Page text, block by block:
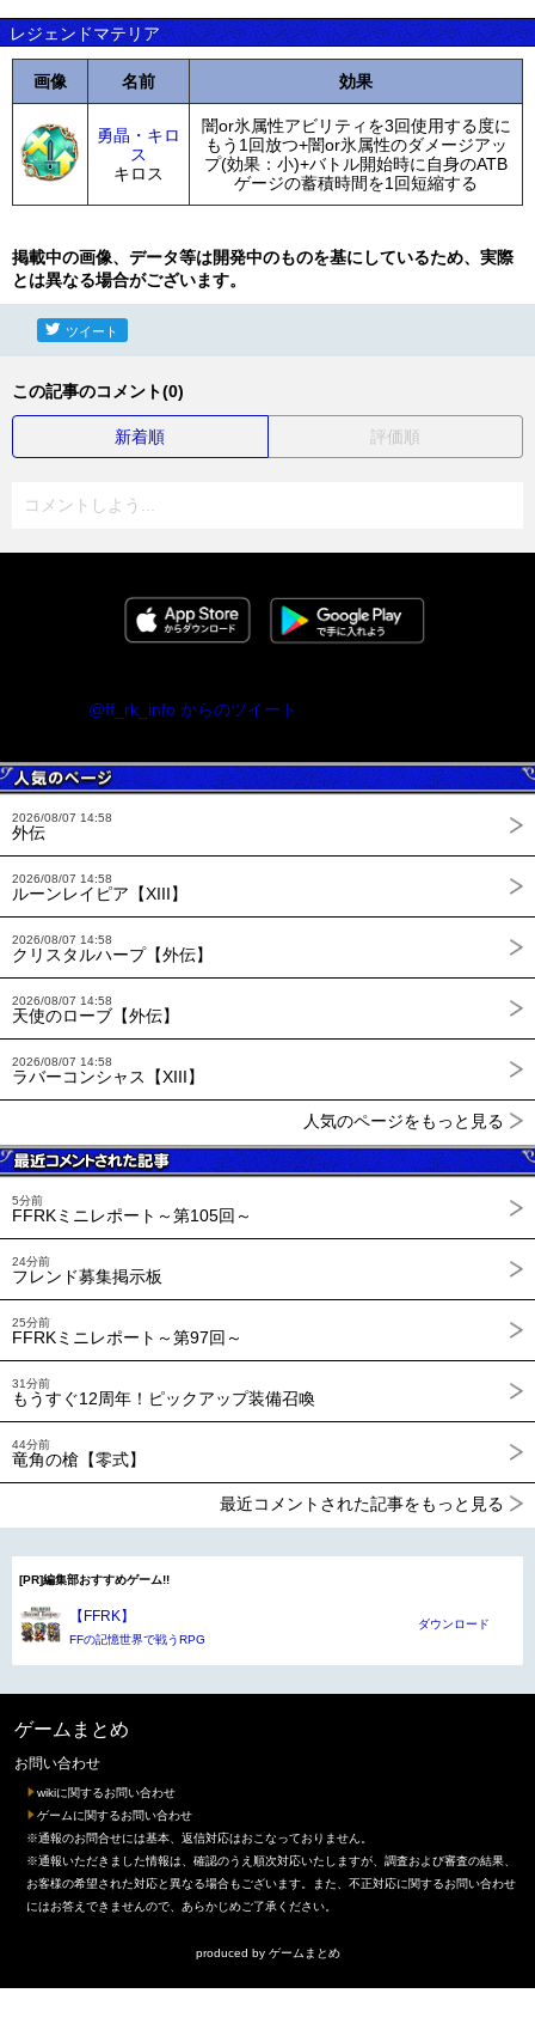
レジェンドマテリア
画像 名前 効果
勇晶・キロ
ス
キロス
闇or氷属性アビリティを3回使用する度に
もう1回放つ+闇or氷属性のダメージアッ
プ(効果：小)+バトル開始時に自身のATB
ゲージの蓄積時間を1回短縮する
掲載中の画像、データ等は開発中のものを基にしているため、実際
とは異なる場合がございます。
ツイート
この記事のコメント(0)
新着順 評価順
コメントしよう...
@ff_rk_info からのツイート
2026/08/07 14:58
外伝
2026/08/07 14:58
ルーンレイピア【XIII】
2026/08/07 14:58
クリスタルハープ【外伝】
2026/08/07 14:58
天使のローブ【外伝】
2026/08/07 14:58
ラバーコンシャス【XIII】
人気のページをもっと見る
5分前
FFRKミニレポート～第105回～
24分前
フレンド募集掲示板
25分前
FFRKミニレポート～第97回～
31分前
もうすぐ12周年！ピックアップ装備召喚
44分前
竜角の槍【零式】
最近コメントされた記事をもっと見る
[PR]編集部おすすめゲーム!!
【FFRK】
FFの記憶世界で戦うRPG
ダウンロード
ゲームまとめ
お問い合わせ
wikiに関するお問い合わせ
ゲームに関するお問い合わせ
※通報のお問合せには基本、返信対応はおこなっておりません。
※通報いただきました情報は、確認のうえ順次対応いたしますが、調査および審査の結果、
お客様の希望された対応と異なる場合もございます。また、不正対応に関するお問い合わせ
にはお答えできませんので、あらかじめご了承ください。
produced by ゲームまとめ